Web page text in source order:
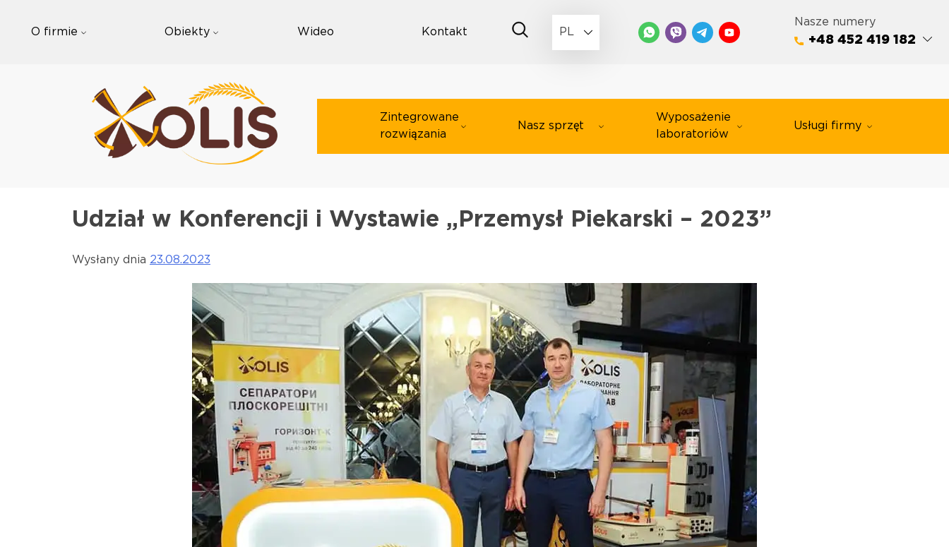
O firmie Obiekty Wideo Kontakt PL
Nasze numery
+48 452 419 182
Zintegrowane
rozwiązania
Nasz sprzęt
Wyposażenie
laboratoriów
Usługi firmy
Udział w Konferencji i Wystawie „Przemysł Piekarski – 2023”
Wysłany dnia 23.08.2023